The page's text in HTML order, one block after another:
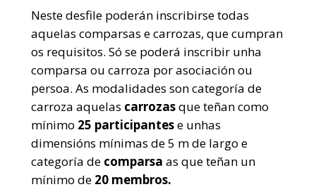
Neste desfile poderán inscribirse todas
aquelas comparsas e carrozas, que cumpran
os requisitos. Só se poderá inscribir unha
comparsa ou carroza por asociación ou
persoa. As modalidades son categoría de
carroza aquelas carrozasque teñan como
mínimo 25 participantese unhas
dimensións mínimas de 5 m de largo e
categoría de comparsa as que teñan un
mínimo de 20 membros.